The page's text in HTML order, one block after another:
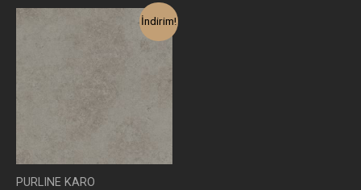
İndirim!
PURLINE KARO
3.800,00₺.
Şu
andaki
fiyat: